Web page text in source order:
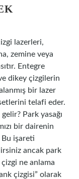
lazerleri,
zemine veya
Entegre
dikey çizgilerin
bir lazer
telafi eder.
Park yasağı
bir dairenin
işareti
ancak park
ne anlama
çizgisi” olarak